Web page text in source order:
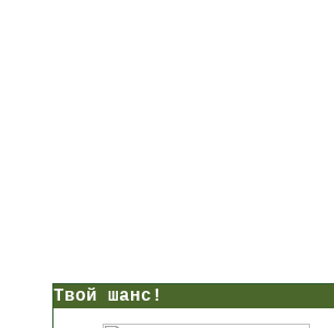
Твой шанс!